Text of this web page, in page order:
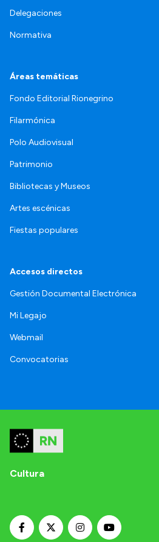
Delegaciones
Normativa
Áreas temáticas
Fondo Editorial Rionegrino
Filarmónica
Polo Audiovisual
Patrimonio
Bibliotecas y Museos
Artes escénicas
Fiestas populares
Accesos directos
Gestión Documental Electrónica
Mi Legajo
Webmail
Convocatorias
Cultura